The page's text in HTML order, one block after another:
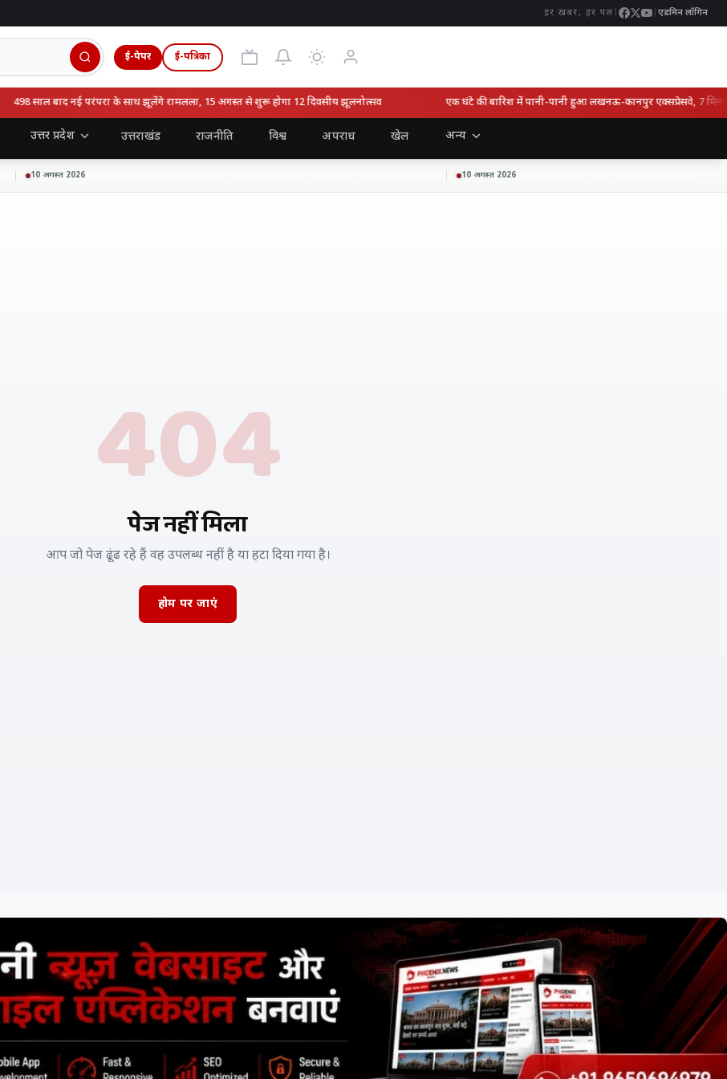
हर खबर, हर पल एडमिन लॉगिन
ई-पेपर ई-पत्रिका
498 साल बाद नई परंपरा के साथ झूलेंगे रामलला, 15 अगस्त से शुरू होगा 12 दिवसीय झूलनोत्सव एक घंटे की बारिश में पानी-पानी हुआ लखनऊ-कानपुर एक्सप्रेसवे, 7 मिनट में
उत्तर प्रदेश उत्तराखंड राजनीति विश्व अपराध खेल अन्य
10 अगस्त 2026498 साल बाद नई परंपरा के साथ झूलेंगे रामलला, 15 अगस्त से शुरू होगा 12 दिवसीय झूलनोत्सव 10 अगस्त 2026एक घंटे की बारिश में पानी-पानी हुआ लखनऊ-कानपुर
404
पेज नहीं मिला
आप जो पेज ढूंढ रहे हैं वह उपलब्ध नहीं है या हटा दिया गया है।
होम पर जाएं